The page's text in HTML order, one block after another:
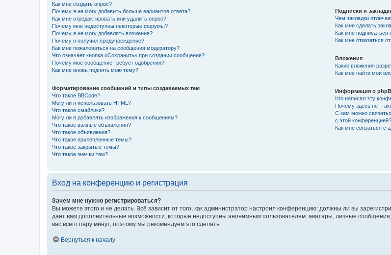
Как мне создать опрос?
Почему я не могу добавить больше вариантов ответа?
Как мне отредактировать или удалить опрос?
Почему мне недоступны некоторые форумы?
Почему я не могу добавлять вложения?
Почему я получил предупреждение?
Как мне пожаловаться на сообщения модератору?
Что означает кнопка «Сохранить» при создании сообщения?
Почему моё сообщение требует одобрения?
Как мне вновь поднять мою тему?
Форматирование сообщений и типы создаваемых тем
Что такое BBCode?
Могу ли я использовать HTML?
Что такое смайлики?
Могу ли я добавлять изображения к сообщениям?
Что такое важные объявления?
Что такое объявления?
Что такое прилепленные темы?
Что такое закрытые темы?
Что такое значки тем?
Подписки и
Чем закладки
Как мне сделать
Как мне
Как мне отказаться
Вложения
Какие вложения
Как мне найти мои
Информация о
Кто написал эту
Почему здесь нет
С кем можно
с этой конференцией?
Как мне связаться с
Вход на конференцию и регистрация
Зачем мне нужно регистрироваться?
Вы можете этого и не делать. Всё зависит от того, как администратор настроил конференцию: должны ли вы
даёт вам дополнительные возможности, которые недоступны анонимным пользователям: аватары, личные
вас всего пару минут, поэтому мы рекомендуем это сделать.
Вернуться к началу